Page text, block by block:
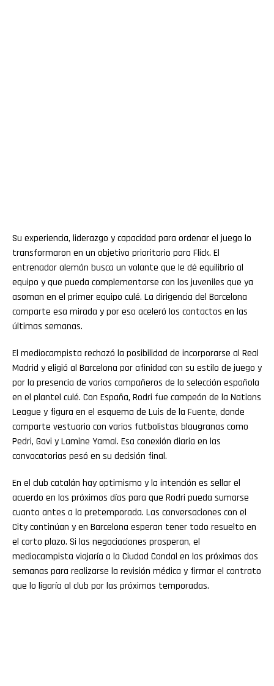
Su experiencia, liderazgo y capacidad para ordenar el juego lo
transformaron en un objetivo prioritario para Flick. El
entrenador alemán busca un volante que le dé equilibrio al
equipo y que pueda complementarse con los juveniles que ya
asoman en el primer equipo culé. La dirigencia del Barcelona
comparte esa mirada y por eso aceleró los contactos en las
últimas semanas.
El mediocampista rechazó la posibilidad de incorporarse al Real
Madrid y eligió al Barcelona por afinidad con su estilo de juego y
por la presencia de varios compañeros de la selección española
en el plantel culé. Con España, Rodri fue campeón de la Nations
League y figura en el esquema de Luis de la Fuente, donde
comparte vestuario con varios futbolistas blaugranas como
Pedri, Gavi y Lamine Yamal. Esa conexión diaria en las
convocatorias pesó en su decisión final.
En el club catalán hay optimismo y la intención es sellar el
acuerdo en los próximos días para que Rodri pueda sumarse
cuanto antes a la pretemporada. Las conversaciones con el
City continúan y en Barcelona esperan tener todo resuelto en
el corto plazo. Si las negociaciones prosperan, el
mediocampista viajaría a la Ciudad Condal en las próximas dos
semanas para realizarse la revisión médica y firmar el contrato
que lo ligaría al club por las próximas temporadas.